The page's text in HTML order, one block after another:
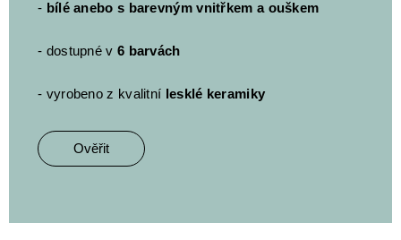
- bílé anebo s barevným vnitřkem a ouškem
- dostupné v 6 barvách
- vyrobeno z kvalitní lesklé keramiky
Ověřit